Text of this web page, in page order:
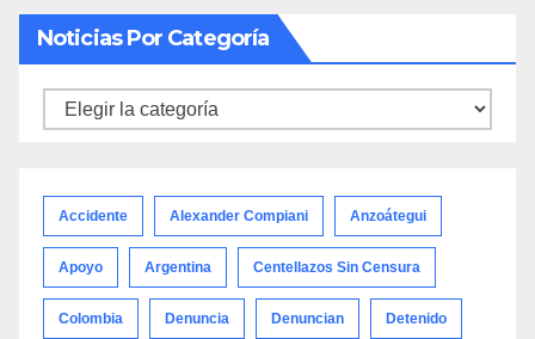
Noticias Por Categoría
Noticias
Accidente Alexander Compiani Anzoátegui
Apoyo Argentina Centellazos Sin Censura
Colombia Denuncia Denuncian Detenido